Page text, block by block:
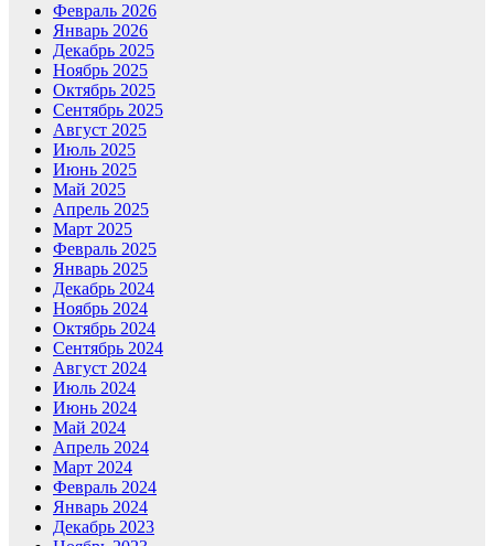
Февраль 2026
Январь 2026
Декабрь 2025
Ноябрь 2025
Октябрь 2025
Сентябрь 2025
Август 2025
Июль 2025
Июнь 2025
Май 2025
Апрель 2025
Март 2025
Февраль 2025
Январь 2025
Декабрь 2024
Ноябрь 2024
Октябрь 2024
Сентябрь 2024
Август 2024
Июль 2024
Июнь 2024
Май 2024
Апрель 2024
Март 2024
Февраль 2024
Январь 2024
Декабрь 2023